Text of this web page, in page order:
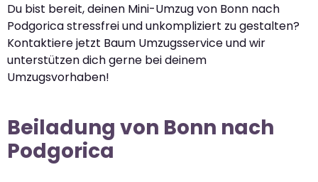
Du bist bereit, deinen Mini-Umzug von Bonn nach
Podgorica stressfrei und unkompliziert zu gestalten?
Kontaktiere jetzt Baum Umzugsservice und wir
unterstützen dich gerne bei deinem
Umzugsvorhaben!
Beiladung von Bonn nach
Podgorica